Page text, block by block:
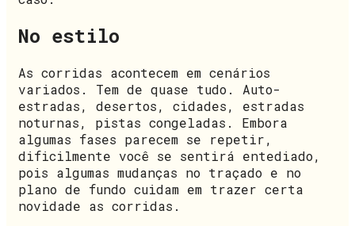
No estilo
As corridas acontecem em cenários
variados. Tem de quase tudo. Auto-
estradas, desertos, cidades, estradas
noturnas, pistas congeladas. Embora
algumas fases parecem se repetir,
dificilmente você se sentirá entediado,
pois algumas mudanças no traçado e no
plano de fundo cuidam em trazer certa
novidade as corridas.